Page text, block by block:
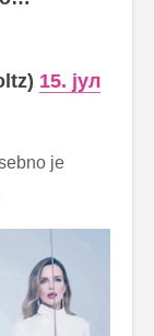
15. јул
je